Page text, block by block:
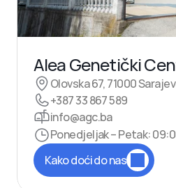
Alea Genetički
Olovska 67, 71000
+387 33 867 589
info@agc.ba
Ponedjeljak – Petak:
Kako doći do nas